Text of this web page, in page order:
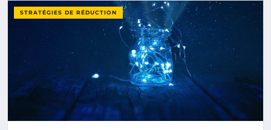
STRATÉGIES DE RÉDUCTION